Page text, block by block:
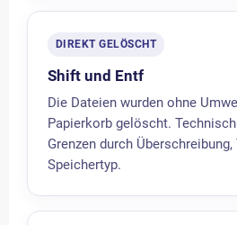
DIREKT GELÖSCHT
Shift und Entf
Die Dateien wurden ohne
Papierkorb gelöscht.
Grenzen durch Überschreibung,
Speichertyp.